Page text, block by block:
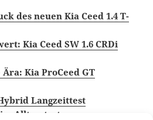
des neuen Kia Ceed 1.4 T-
Kia Ceed SW 1.6 CRDi
Kia ProCeed GT
Langzeittest
Alltagstest